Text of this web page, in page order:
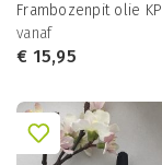
Frambozenpit olie KP
vanaf
€ 15,95